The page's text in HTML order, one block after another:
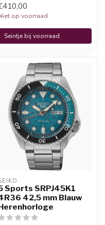
Seiko ho...
op voorraad
Seintje bij voorraad
Sports SRPJ45K1
42,5 mm Blauw